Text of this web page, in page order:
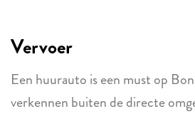
Vervoer
Een huurauto is een must op
verkennen buiten de directe